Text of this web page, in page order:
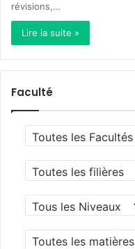
révisions,…
Lire la suite »
Faculté